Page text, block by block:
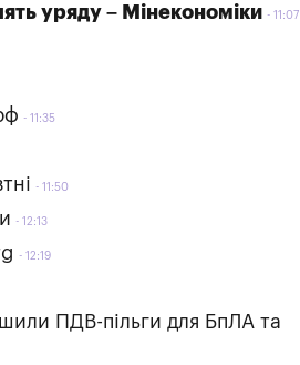
уряду – Мінекономіки 11:07
11:35
11:50
12:13
12:19
ПДВ-пільги для БпЛА та